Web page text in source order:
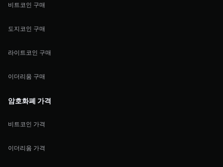
비트코인 구매
도지코인 구매
라이트코인 구매
이더리움 구매
암호화폐 가격
비트코인 가격
이더리움 가격